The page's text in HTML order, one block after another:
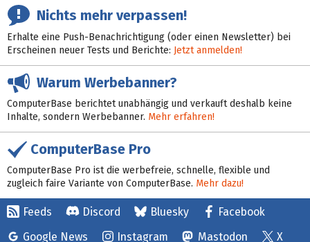
Nichts mehr verpassen!
Erhalte eine Push-Benachrichtigung (oder einen Newsletter) bei
Erscheinen neuer Tests und Berichte: Jetzt anmelden!
Warum Werbebanner?
ComputerBase berichtet unabhängig und verkauft deshalb keine
Inhalte, sondern Werbebanner. Mehr erfahren!
ComputerBase Pro
ComputerBase Pro ist die werbefreie, schnelle, flexible und
zugleich faire Variante von ComputerBase. Mehr dazu!
Feeds Discord Bluesky
Facebook
Google News
Instagram Mastodon X